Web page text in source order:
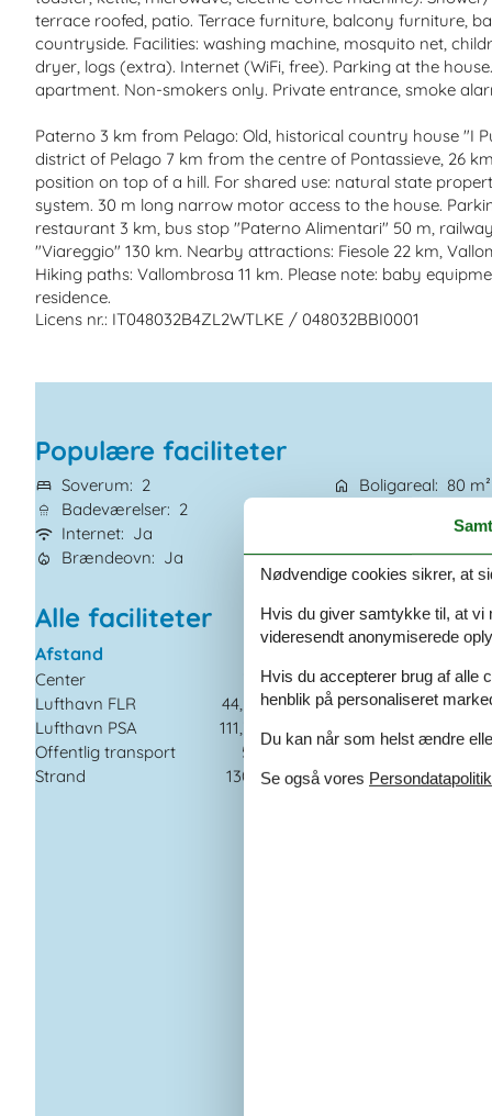
terrace roofed, patio. Terrace furniture, balcony furniture,
countryside. Facilities: washing machine, mosquito net,
dryer, logs (extra). Internet (WiFi, free). Parking at the
apartment. Non-smokers only. Private entrance, smoke
Paterno 3 km from Pelago: Old, historical country house "I
district of Pelago 7 km from the centre of Pontassieve, 26
position on top of a hill. For shared use: natural state
system. 30 m long narrow motor access to the house.
restaurant 3 km, bus stop "Paterno Alimentari" 50 m,
"Viareggio" 130 km. Nearby attractions: Fiesole 22 km,
Hiking paths: Vallombrosa 11 km. Please note: baby
residence.
Licens nr.: IT048032B4ZL2WTLKE / 048032BBI0001
Populære faciliteter
Soverum
2
Badeværelser
2
Boligareal 80 m²
Internet
Ja
Brændeovn
Ja
Vaskemaskine
Opvaskemaskine
Alle faciliteter
Afstand
Center
7 km
Lufthavn FLR
44,5 km
Lufthavn PSA
111,7 km
Offentlig transport
50 m
Strand
130 km
Husinfo
Antal badeværelser
Antal soveværelser
Antal værelser
BBQ
Bidet
Nødvendige cookies sikrer, at
Hvis du giver samtykke til, at vi
videresendt anonymiserede
Hvis du accepterer brug af alle
henblik på personaliseret
Du kan når som helst ændre
Se også vores Persondatapolitik